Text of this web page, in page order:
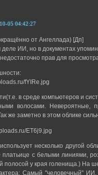
05 04:42:27
от Ангеллада) [Дп]
ИИ, но в документах
недостаточно прав для
в среде компьютеров и
волосами. Невероятные,
же заметно в этом облике
несколько другой
платьице с белыми линиями,
полосой у края голенища.) На
Самый "человечный"